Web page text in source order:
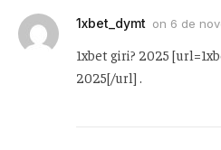
1xbet_dymt on 6 de
1xbet giri? 2025
2025[/url] .